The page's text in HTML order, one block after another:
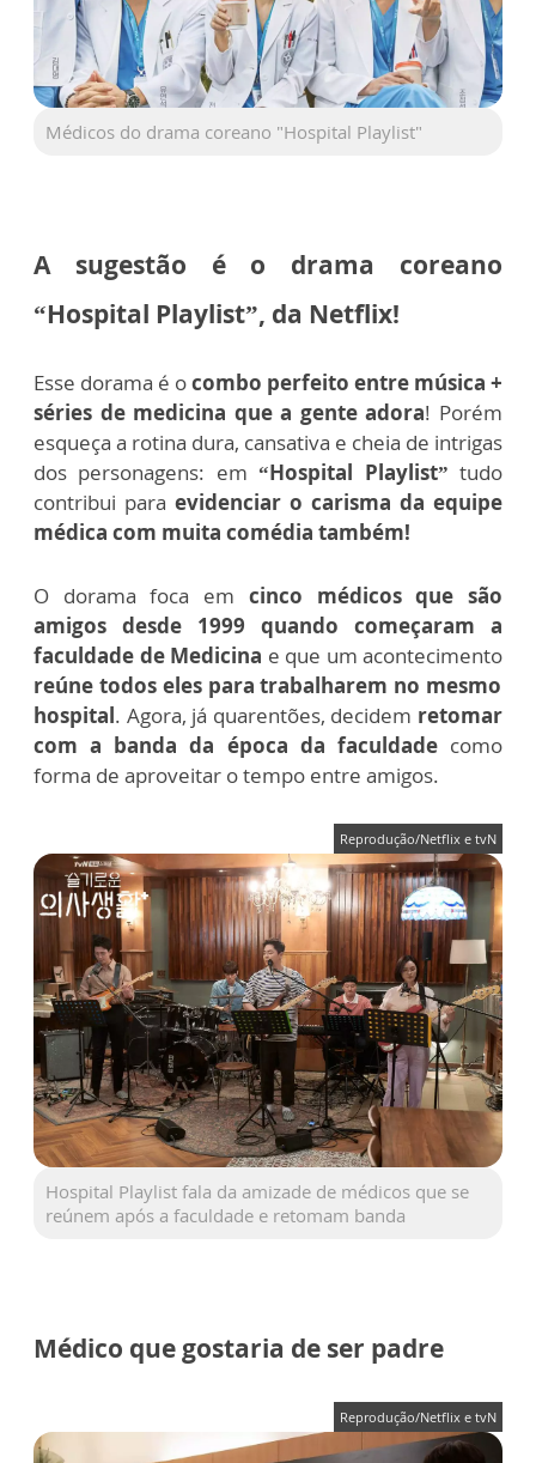
Médicos do drama coreano "Hospital Playlist"
A sugestão é o drama coreano
“Hospital Playlist”, da Netflix!
Esse dorama é ocombo perfeito entre música +
séries de medicina que a gente adora! Porém
esqueça a rotina dura, cansativa e cheia de intrigas
dos personagens: em“Hospital Playlist” tudo
contribui para evidenciar o carisma da equipe
médica com muita comédia também!
O dorama foca em cinco médicos que são
amigos desde 1999 quando começaram a
faculdade de Medicina e que um acontecimento
reúne todos eles para trabalharem no mesmo
hospital. Agora, já quarentões, decidem retomar
com a banda da época da faculdadecomo
forma de aproveitar o tempo entre amigos.
Reprodução/Netflix e tvN
Hospital Playlist fala da amizade de médicos que se
reúnem após a faculdade e retomam banda
Médico que gostaria de ser padre
Reprodução/Netflix e tvN